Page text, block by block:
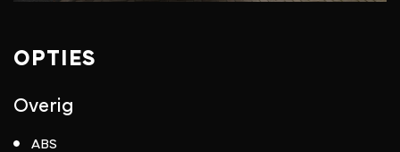
OPTIES
Overig
ABS